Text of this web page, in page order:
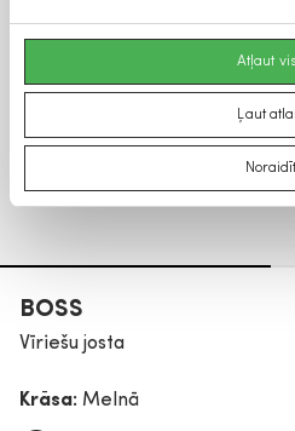
Atļaut
Ļaut
Noraidīt
BOSS
Vīriešu josta
Krāsa: Melnā